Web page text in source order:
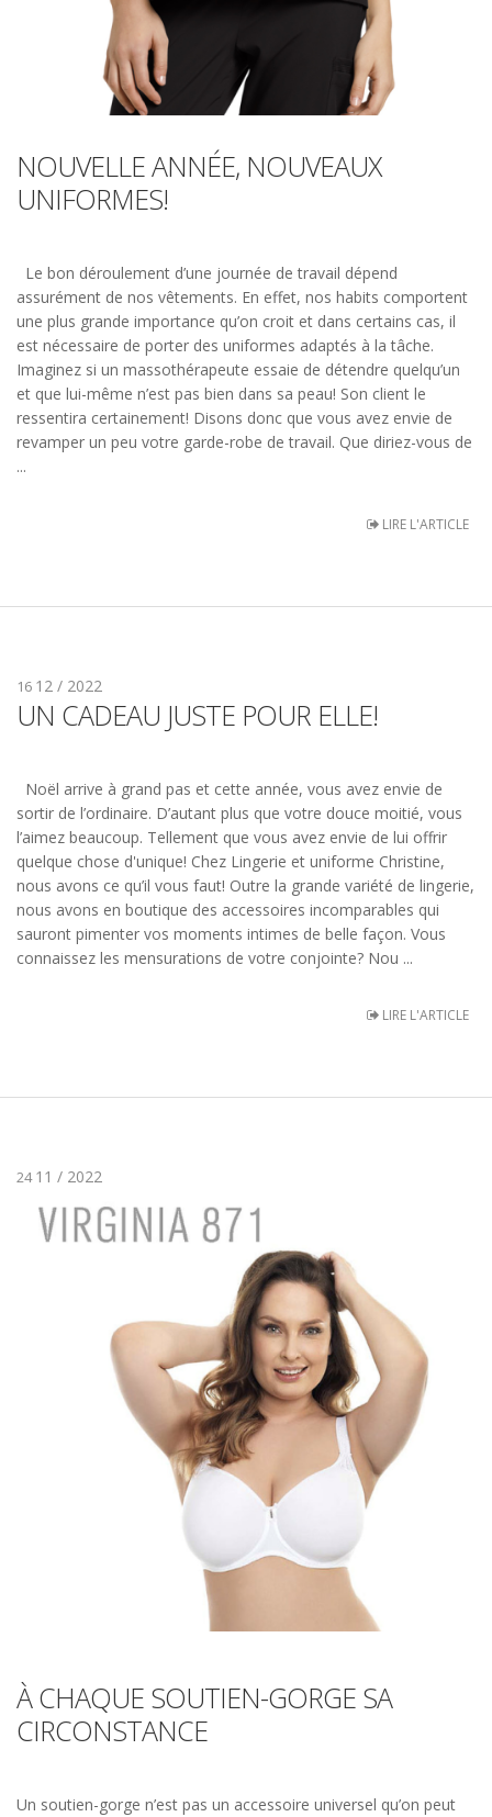
NOUVELLE ANNÉE, NOUVEAUX
UNIFORMES!
Le bon déroulement d’une journée de travail dépend
assurément de nos vêtements. En effet, nos habits comportent
une plus grande importance qu’on croit et dans certains cas, il
est nécessaire de porter des uniformes adaptés à la tâche.
Imaginez si un massothérapeute essaie de détendre quelqu’un
et que lui-même n’est pas bien dans sa peau! Son client le
ressentira certainement! Disons donc que vous avez envie de
revamper un peu votre garde-robe de travail. Que diriez-vous de
...
LIRE L'ARTICLE
16 12 / 2022
UN CADEAU JUSTE POUR ELLE!
Noël arrive à grand pas et cette année, vous avez envie de
sortir de l’ordinaire. D’autant plus que votre douce moitié, vous
l’aimez beaucoup. Tellement que vous avez envie de lui offrir
quelque chose d'unique! Chez Lingerie et uniforme Christine,
nous avons ce qu’il vous faut! Outre la grande variété de lingerie,
nous avons en boutique des accessoires incomparables qui
sauront pimenter vos moments intimes de belle façon. Vous
connaissez les mensurations de votre conjointe? Nou ...
LIRE L'ARTICLE
2411 / 2022
À CHAQUE SOUTIEN-GORGE SA
CIRCONSTANCE
Un soutien-gorge n’est pas un accessoire universel qu’on peut